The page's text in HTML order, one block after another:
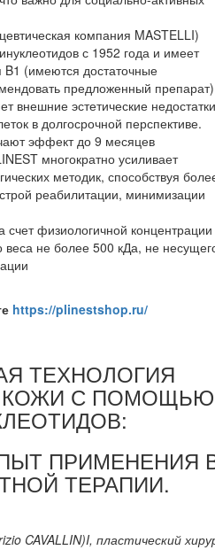
компания MASTELLI)
с 1952 года и имеет
B1 (имеются достаточные
предложенный препарат)
внешние эстетические
в долгосрочной перспективе.
эффект до 9 месяцев
многократно усиливает
методик, способствуя
реабилитации, минимизации
физиологичной концентрации
не более 500 кДа, не
https://plinestshop.ru/
ТЕХНОЛОГИЯ
КОЖИ С ПОМОЩЬЮ
ПРИМЕНЕНИЯ
ТЕРАПИИ.
CAVALLIN)I, пластический